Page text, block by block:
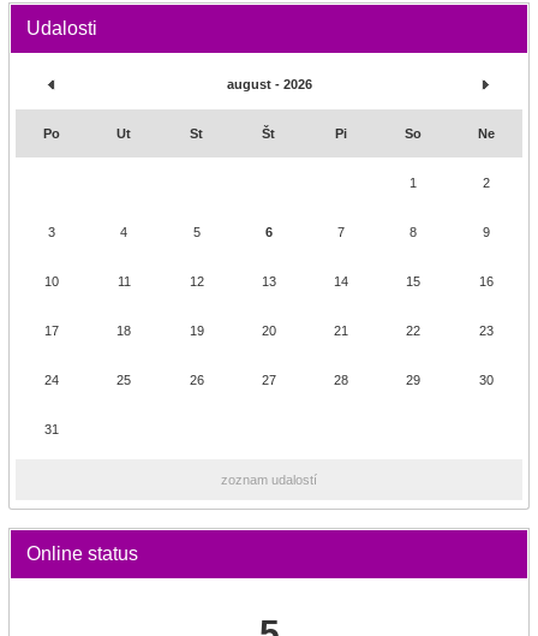
Udalosti
august - 2026
Po Ut St Št Pi So Ne
1 2
3 4 5 6 7 8 9
10 11 12 13 14 15 16
17 18 19 20 21 22 23
24 25 26 27 28 29 30
31
zoznam udalostí
Online status